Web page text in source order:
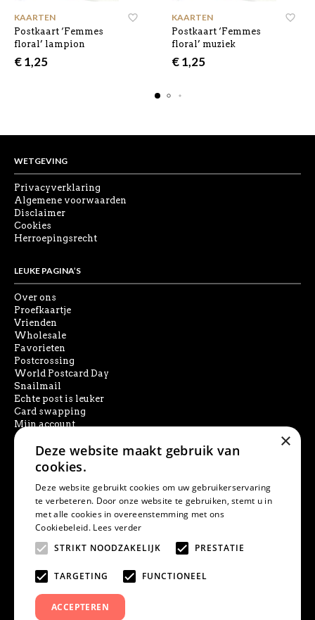
KAARTEN
Postkaart ‘Femmes
floral’ lampion
€1,25
KAARTEN
Postkaart ‘Femmes
floral’ muziek
€1,25
WETGEVING
Privacyverklaring
Algemene voorwaarden
Disclaimer
Cookies
Herroepingsrecht
LEUKE PAGINA’S
Over ons
Proefkaartje
Vrienden
Wholesale
Favorieten
Postcrossing
World Postcard Day
Snailmail
Echte post is leuker
Card swapping
Mijn account
SOCIAL MEDIA
PRODUCT ZOEKEN
×
Deze website maakt gebruik van
cookies.
Deze website gebruikt cookies om uw gebruikerservaring
te verbeteren. Door onze website te gebruiken, stemt u in
met alle cookies in overeenstemming met ons
Cookiebeleid. Lees verder
STRIKT NOODZAKELIJK
PRESTATIE
TARGETING FUNCTIONEEL
ACCEPTEREN